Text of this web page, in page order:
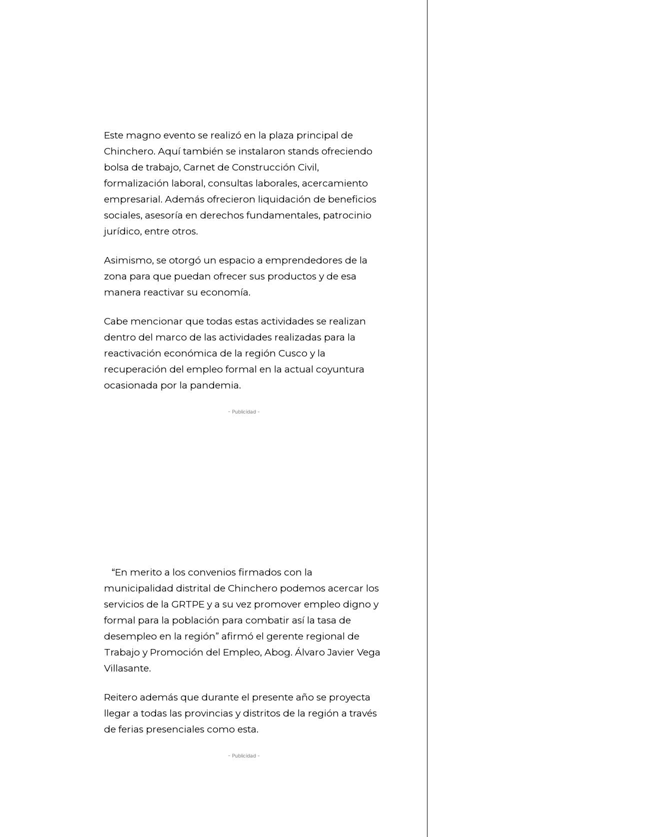
Este magno evento se realizó en la plaza principal de
Chinchero. Aquí también se instalaron stands ofreciendo
bolsa de trabajo, Carnet de Construcción Civil,
formalización laboral, consultas laborales, acercamiento
empresarial. Además ofrecieron liquidación de beneficios
sociales, asesoría en derechos fundamentales, patrocinio
jurídico, entre otros.
Asimismo, se otorgó un espacio a emprendedores de la
zona para que puedan ofrecer sus productos y de esa
manera reactivar su economía.
Cabe mencionar que todas estas actividades se realizan
dentro del marco de las actividades realizadas para la
reactivación económica de la región Cusco y la
recuperación del empleo formal en la actual coyuntura
ocasionada por la pandemia.
- Publicidad -
“En merito a los convenios firmados con la
municipalidad distrital de Chinchero podemos acercar los
servicios de la GRTPE y a su vez promover empleo digno y
formal para la población para combatir así la tasa de
desempleo en la región” afirmó el gerente regional de
Trabajo y Promoción del Empleo, Abog. Álvaro Javier Vega
Villasante.
Reitero además que durante el presente año se proyecta
llegar a todas las provincias y distritos de la región a través
de ferias presenciales como esta.
- Publicidad -